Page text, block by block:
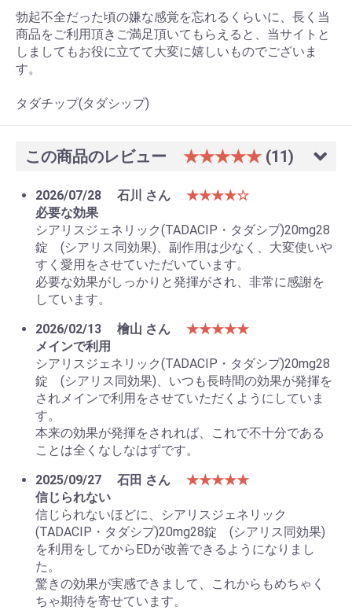
勃起不全だった頃の嫌な感覚を忘れるくらいに、長く当
商品をご利用頂きご満足頂いてもらえると、当サイトと
しましてもお役に立てて大変に嬉しいものでございま
す。
タダチップ(タダシップ)
この商品のレビュー ★★★★★ (11)
2026/07/28 石川 さん
★★★★☆
必要な効果
シアリスジェネリック(TADACIP・タダシプ)20mg28
錠 (シアリス同効果)、副作用は少なく、大変使いや
すく愛用をさせていただいています。
必要な効果がしっかりと発揮がされ、非常に感謝を
しています。
2026/02/13
檜山 さん
★★★★★
メインで利用
シアリスジェネリック(TADACIP・タダシプ)20mg28
錠 (シアリス同効果)、いつも長時間の効果が発揮を
されメインで利用をさせていただくようにしていま
す。
本来の効果が発揮をされれば、これで不十分である
ことは全くなしなはずです。
2025/09/27
石田 さん
★★★★★
信じられない
信じられないほどに、シアリスジェネリック
(TADACIP・タダシプ)20mg28錠 (シアリス同効果)
を利用をしてからEDが改善できるようになりまし
た。
驚きの効果が実感できまして、これからもめちゃく
ちゃ期待を寄せています。